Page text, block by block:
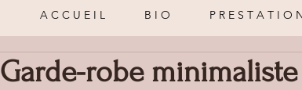
A C C U E I L B I O P R E S T A T I O
Garde-robe